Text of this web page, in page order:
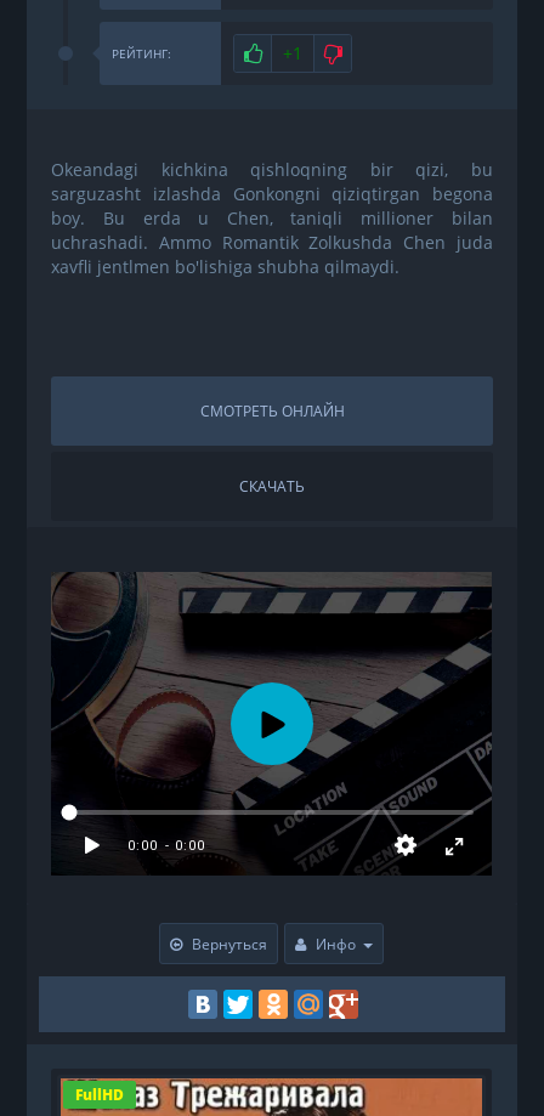
РЕЙТИНГ: Нравится
+1 Не нравится
Okeandagi kichkina qishloqning bir qizi, bu
sarguzasht izlashda Gonkongni qiziqtirgan begona
boy. Bu erda u Chen, taniqli millioner bilan
uchrashadi. Ammo Romantik Zolkushda Chen juda
xavfli jentlmen bo'lishiga shubha qilmaydi.
СМОТРЕТЬ ОНЛАЙН
СКАЧАТЬ
Вернуться Инфо
FullHD